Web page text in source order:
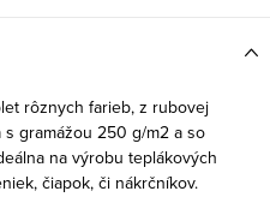
rôznych farieb, z rubovej
gramážou 250 g/m2 a so
na výrobu teplákových
čiapok, či nákrčníkov.